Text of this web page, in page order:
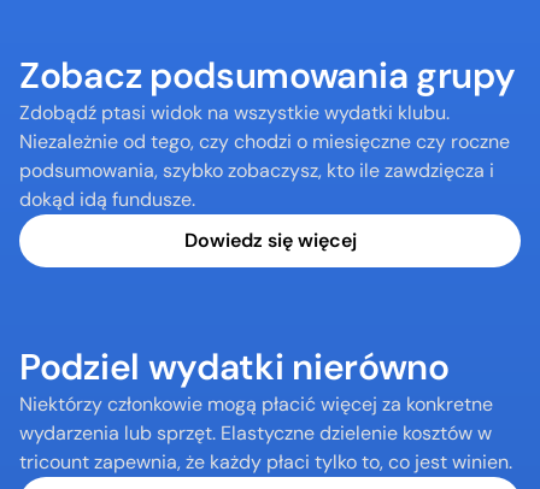
Zobacz podsumowania grupy
Zdobądź ptasi widok na wszystkie wydatki klubu.
Niezależnie od tego, czy chodzi o miesięczne czy roczne
podsumowania, szybko zobaczysz, kto ile zawdzięcza i
dokąd idą fundusze.
Dowiedz się więcej
Podziel wydatki nierówno
Niektórzy członkowie mogą płacić więcej za konkretne
wydarzenia lub sprzęt. Elastyczne dzielenie kosztów w
tricount zapewnia, że każdy płaci tylko to, co jest winien.